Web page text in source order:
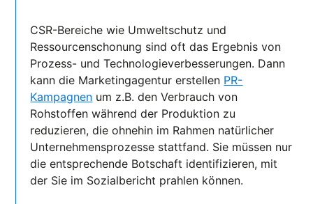
CSR-Bereiche wie Umweltschutz und
Ressourcenschonung sind oft das Ergebnis von
Prozess- und Technologieverbesserungen. Dann
kann die Marketingagentur erstellen PR-
Kampagnen um z.B. den Verbrauch von
Rohstoffen während der Produktion zu
reduzieren, die ohnehin im Rahmen natürlicher
Unternehmensprozesse stattfand. Sie müssen nur
die entsprechende Botschaft identifizieren, mit
der Sie im Sozialbericht prahlen können.